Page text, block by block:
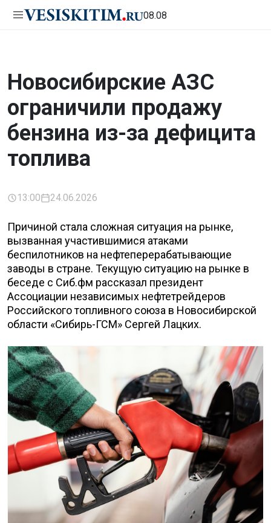
08.08
Новосибирские АЗС
ограничили продажу
бензина из-за дефицита
топлива
13:00 24.06.2026
Причиной стала сложная ситуация на рынке,
вызванная участившимися атаками
беспилотников на нефтеперерабатывающие
заводы в стране. Текущую ситуацию на рынке в
беседе с Сиб.фм рассказал президент
Ассоциации независимых нефтетрейдеров
Российского топливного союза в Новосибирской
области «Сибирь-ГСМ» Сергей Лацких.